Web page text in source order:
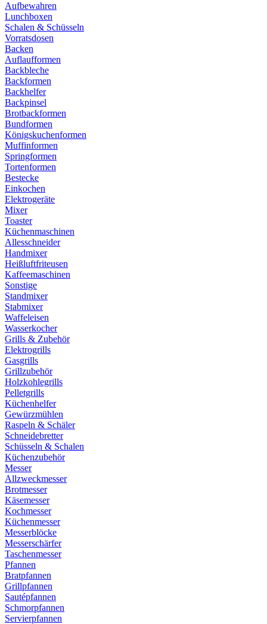
Aufbewahren
Lunchboxen
Schalen & Schüsseln
Vorratsdosen
Backen
Auflaufformen
Backbleche
Backformen
Backhelfer
Backpinsel
Brotbackformen
Bundformen
Königskuchenformen
Muffinformen
Springformen
Tortenformen
Bestecke
Einkochen
Elektrogeräte
Mixer
Toaster
Küchenmaschinen
Allesschneider
Handmixer
Heißluftfriteusen
Kaffeemaschinen
Sonstige
Standmixer
Stabmixer
Waffeleisen
Wasserkocher
Grills & Zubehör
Elektrogrills
Gasgrills
Grillzubehör
Holzkohlegrills
Pelletgrills
Küchenhelfer
Gewürzmühlen
Raspeln & Schäler
Schneidebretter
Schüsseln & Schalen
Küchenzubehör
Messer
Allzweckmesser
Brotmesser
Käsemesser
Kochmesser
Küchenmesser
Messerblöcke
Messerschärfer
Taschenmesser
Pfannen
Bratpfannen
Grillpfannen
Sautépfannen
Schmorpfannen
Servierpfannen